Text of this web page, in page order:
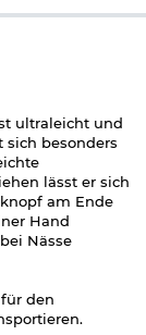
ultraleicht und
sich besonders
lässt er sich
am Ende
Hand
Nässe
den